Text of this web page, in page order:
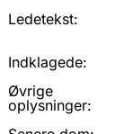
Ledetekst:
Indklagede:
Øvrige
oplysninger: